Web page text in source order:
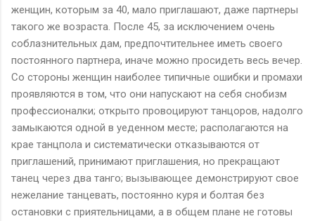
женщин, которым за 40, мало приглашают, даже партнеры
такого же возраста. После 45, за исключением очень
соблазнительных дам, предпочтительнее иметь своего
постоянного партнера, иначе можно просидеть весь вечер.
Со стороны женщин наиболее типичные ошибки и промахи
проявляются в том, что они напускают на себя снобизм
профессионалки; открыто провоцируют танцоров, надолго
замыкаются одной в уеденном месте; располагаются на
крае танцпола и систематически отказываются от
приглашений, принимают приглашения, но прекращают
танец через два танго; вызывающее демонстрируют свое
нежелание танцевать, постоянно куря и болтая без
остановки с приятельницами, а в общем плане не готовы